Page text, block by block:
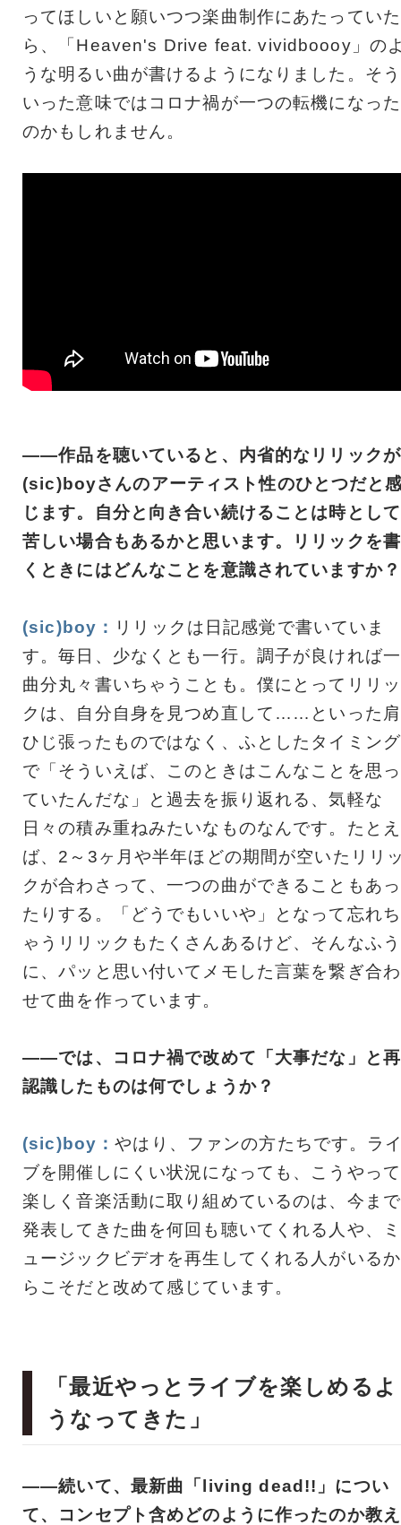
ってほしいと願いつつ楽曲制作にあたっていた
ら、「Heaven's Drive feat. vividboooy」の
うな明るい曲が書けるようになりました。そう
いった意味ではコロナ禍が一つの転機になった
のかもしれません。
――作品を聴いていると、内省的なリリックが
(sic)boyさんのアーティスト性のひとつだと
じます。自分と向き合い続けることは時として
苦しい場合もあるかと思います。リリックを書
くときにはどんなことを意識されていますか？
(sic)boy： リリックは日記感覚で書いていま
す。毎日、少なくとも一行。調子が良ければ一
曲分丸々書いちゃうことも。僕にとってリリッ
クは、自分自身を見つめ直して……といった肩
ひじ張ったものではなく、ふとしたタイミング
で「そういえば、このときはこんなことを思っ
ていたんだな」と過去を振り返れる、気軽な
日々の積み重ねみたいなものなんです。たとえ
ば、2～3ヶ月や半年ほどの期間が空いたリリ
クが合わさって、一つの曲ができることもあっ
たりする。「どうでもいいや」となって忘れち
ゃうリリックもたくさんあるけど、そんなふう
に、パッと思い付いてメモした言葉を繋ぎ合わ
せて曲を作っています。
――では、コロナ禍で改めて「大事だな」と再
認識したものは何でしょうか？
(sic)boy：やはり、ファンの方たちです。ラ
ブを開催しにくい状況になっても、こうやって
楽しく音楽活動に取り組めているのは、今まで
発表してきた曲を何回も聴いてくれる人や、ミ
ュージックビデオを再生してくれる人がいるか
らこそだと改めて感じています。
「最近やっとライブを楽しめるよ
うなってきた」
――続いて、最新曲「living dead!!」につい
て、コンセプト含めどのように作ったのか教え